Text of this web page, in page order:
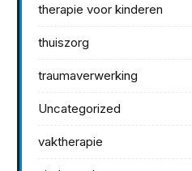
therapie voor kinderen
thuiszorg
traumaverwerking
Uncategorized
vaktherapie